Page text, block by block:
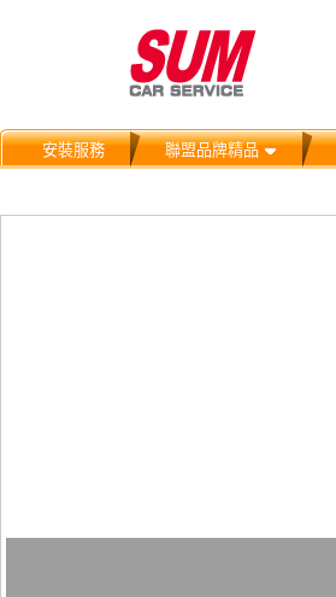
安裝服務 聯盟品牌精品